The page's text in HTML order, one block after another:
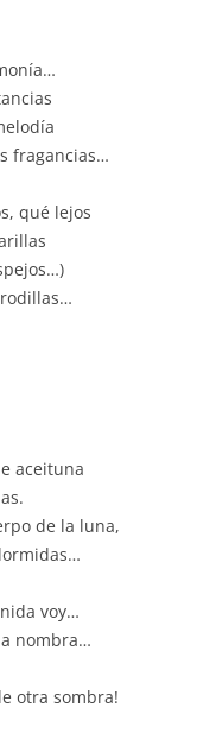
fragancias…
qué lejos
aceituna
de la luna,
voy…
nombra…
otra sombra!